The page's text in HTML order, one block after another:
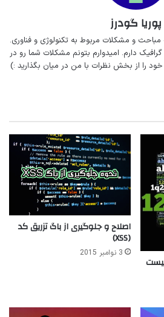
پوریا گودرز
مباحث‌ و‌‌ مشکلات مربوط به تکنولوژی و فناوری.
دارم. امیدوارم بتونم مشکلات شما رو در
را از بخش نظرات با من در میان بگذارید :)
اصلاح و جلوگیری از باگ تزریق کد
(XSS)
3 نوامبر 2015